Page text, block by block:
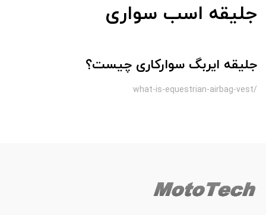
جلیقه اسب سواری
جلیقه ایربگ سوارکاری چیست؟
/what-is-equestrian-airbag-vest